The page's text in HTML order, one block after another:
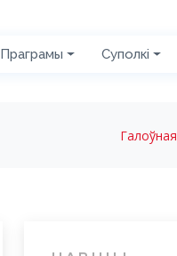
Праграмы Суполкі
Галоўная